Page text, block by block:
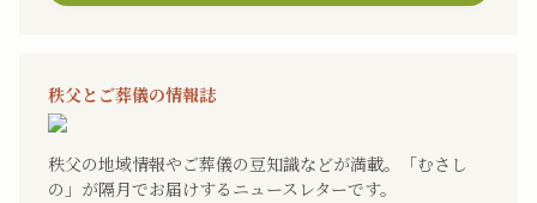
秩父とご葬儀の情報誌
秩父の地域情報やご葬儀の豆知識などが満載。「むさし
の」が隔月でお届けするニュースレターです。